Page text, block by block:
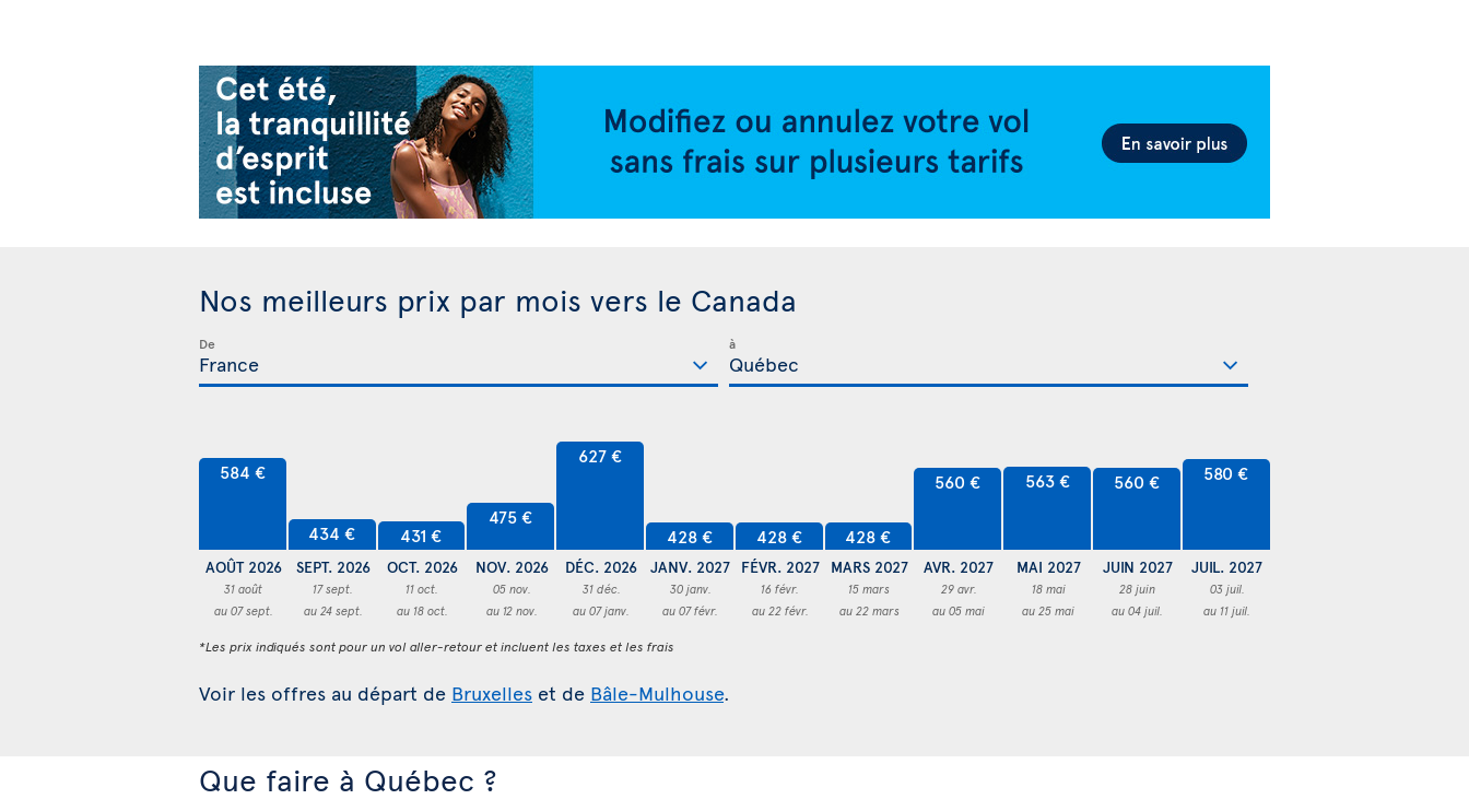
Nos meilleurs prix par mois vers le Canada
De à
584 €
AOÛT 2026
31 août
au 07 sept.
434 €
SEPT. 2026
17 sept.
au 24 sept.
431 €
OCT. 2026
11 oct.
au 18 oct.
475 €
NOV. 2026
05 nov.
au 12 nov.
627 €
DÉC. 2026
31 déc.
au 07 janv.
428 €
JANV. 2027
30 janv.
au 07 févr.
428 €
FÉVR. 2027
16 févr.
au 22 févr.
428 €
MARS 2027
15 mars
au 22 mars
560 €
AVR. 2027
29 avr.
au 05 mai
563 €
MAI 2027
18 mai
au 25 mai
560 €
JUIN 2027
28 juin
au 04 juil.
580 €
JUIL. 2027
03 juil.
au 11 juil.
*Les prix indiqués sont pour un vol aller-retour et incluent les taxes et les frais
Voir les offres au départ de Bruxelles et de Bâle-Mulhouse.
Que faire à Québec ?